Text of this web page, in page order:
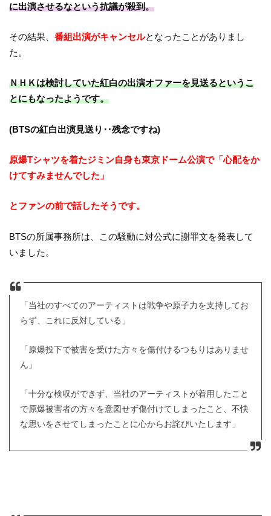
に出演させるなという抗議が殺到。
その結果、番組出演がキャンセルとなったことがありまし
た。
ＮＨＫは検討していた紅白の出演オファーを見送るというこ
とにもなったようです。
(BTSの紅白出演見送り‥残念ですね)
原爆Tシャツを着たジミン自身も東京ドーム公演で「心配をか
けてすみませんでした」
とファンの前で話したそうです。
BTSの所属事務所は、この騒動に対公式に謝罪文を発表して
いました。
「当社のすべてのアーティストは戦争や原子力を支持してお
らず、これに反対している」
「原爆投下で被害を受けた方々を傷付けるつもりはありませ
ん」
「十分な検収ができず、当社のアーティストが着用したこと
で原爆被害者の方々を意図せず傷付けてしまったこと、不快
な思いをさせてしまったことに心からお詫びいたします」